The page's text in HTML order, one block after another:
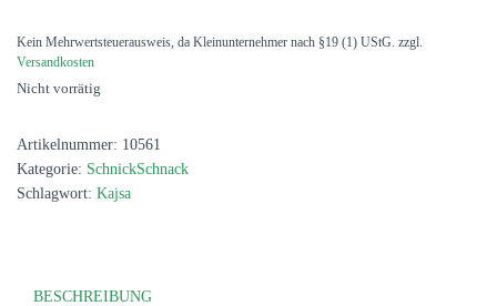
Kein Mehrwertsteuerausweis, da Kleinunternehmer nach §19 (1) UStG. zzgl.
Versandkosten
Nicht vorrätig
Artikelnummer: 10561
Kategorie: SchnickSchnack
Schlagwort: Kajsa
BESCHREIBUNG